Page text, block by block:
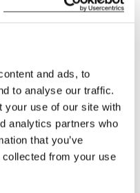
and ads, to
to analyse our traffic.
your use of our site with
analytics partners who
that you’ve
collected from your use
legale per
completo è reso
una richiesta di
di volo, lavoreremo
riceviate ciò a cui